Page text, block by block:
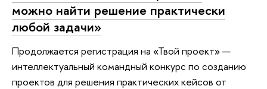
можно найти решение практически
любой задачи»
Продолжается регистрация на «Твой проект» —
интеллектуальный командный конкурс по созданию
проектов для решения практических кейсов от